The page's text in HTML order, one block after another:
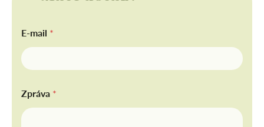
E-mail *
Zpráva *